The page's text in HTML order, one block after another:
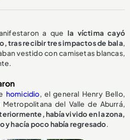
a que la víctima cayó
tras recibir tres impactos de bala,
vestido con camisetas blancas,
homicidio, el general Henry Bello,
Metropolitana del Valle de Aburrá,
había vivido en la zona,
y hacía poco había regresado.